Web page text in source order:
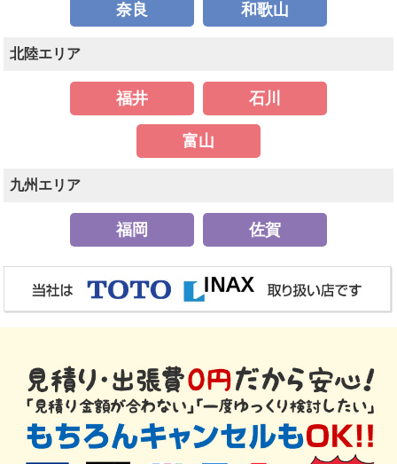
奈良 和歌山
北陸エリア
福井 石川
富山
九州エリア
福岡 佐賀